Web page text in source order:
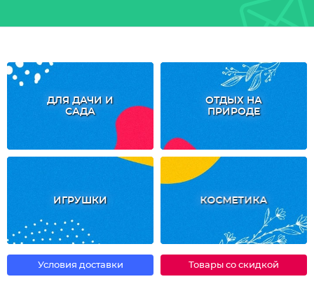
ДЛЯ ДАЧИ И
САДА
ОТДЫХ НА
ПРИРОДЕ
ИГРУШКИ КОСМЕТИКА
Условия доставки Товары со скидкой